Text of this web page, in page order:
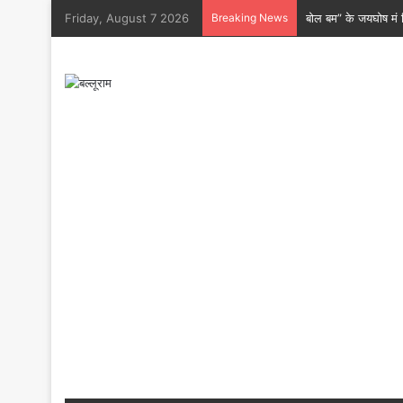
Friday, August 7 2026 Breaking News बोल बम” के जयघोष मं